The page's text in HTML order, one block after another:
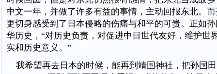
中文一年，并做了许多有益的事情，主动回报东北。
更切身感受到了日本侵略的伤痛与和平的可贵。正如
华历史，“对历史负责，对促进中日世代友好，维护世
实和历史意义。”
我希望再去日本的时候，能再到靖国神社，把孙国田